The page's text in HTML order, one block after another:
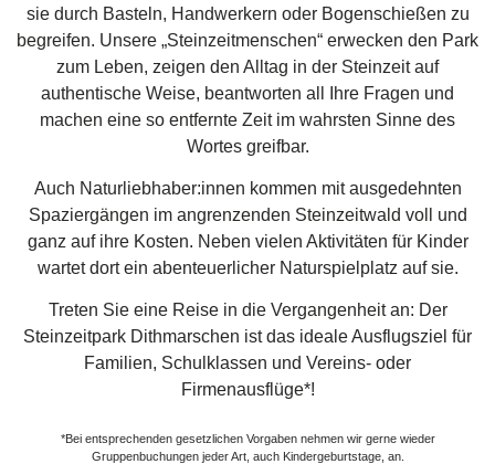
sie durch Basteln, Handwerkern oder Bogenschießen zu
begreifen. Unsere „Steinzeitmenschen“ erwecken den Park
zum Leben, zeigen den Alltag in der Steinzeit auf
authentische Weise, beantworten all Ihre Fragen und
machen eine so entfernte Zeit im wahrsten Sinne des
Wortes greifbar.
Auch Naturliebhaber:innen kommen mit ausgedehnten
Spaziergängen im angrenzenden Steinzeitwald voll und
ganz auf ihre Kosten. Neben vielen Aktivitäten für Kinder
wartet dort ein abenteuerlicher Naturspielplatz auf sie.
Treten Sie eine Reise in die Vergangenheit an: Der
Steinzeitpark Dithmarschen ist das ideale Ausflugsziel für
Familien, Schulklassen und Vereins- oder
Firmenausflüge*!
*Bei entsprechenden gesetzlichen Vorgaben nehmen wir gerne wieder
Gruppenbuchungen jeder Art, auch Kindergeburtstage, an.